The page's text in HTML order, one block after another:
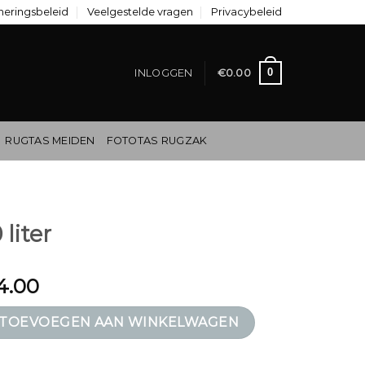
Veelgestelde vragen Privacybeleid
INLOGGEN €0.00 0
RUGTAS MEIDEN FOTOTAS RUGZAK
liter
TOEVOEGEN AAN WINKELWAGEN